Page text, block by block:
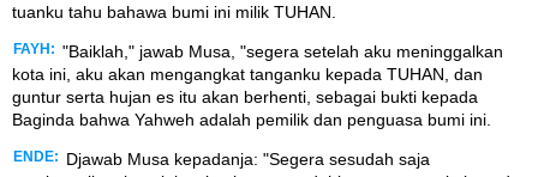
tuanku tahu bahawa bumi ini milik TUHAN.
FAYH: "Baiklah," jawab Musa, "segera setelah aku meninggalkan
kota ini, aku akan mengangkat tanganku kepada TUHAN, dan
guntur serta hujan es itu akan berhenti, sebagai bukti kepada
Baginda bahwa Yahweh adalah pemilik dan penguasa bumi ini.
ENDE:
Djawab Musa kepadanja: "Segera sesudah saja